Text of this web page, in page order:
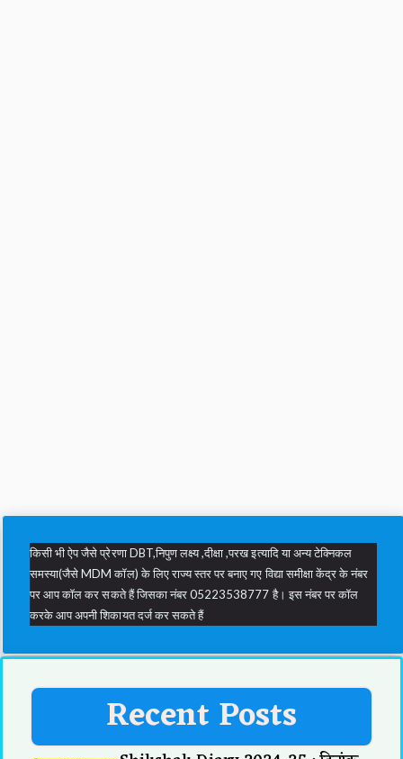
किसी भी ऐप जैसे प्रेरणा DBT,निपुण लक्ष्य ,दीक्षा ,परख इत्यादि या अन्य टेक्निकल
समस्या(जैसे MDM कॉल) के लिए राज्य स्तर पर बनाए गए विद्या समीक्षा केंद्र के नंबर
पर आप कॉल कर सकते हैं जिसका नंबर 05223538777 है। इस नंबर पर कॉल
करके आप अपनी शिकायत दर्ज कर सकते हैं
Recent Posts